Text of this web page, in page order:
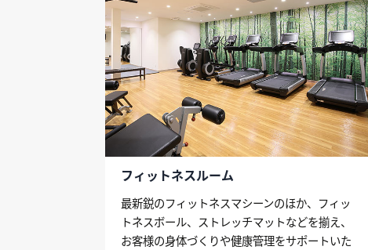
フィットネスルーム
最新鋭のフィットネスマシーンのほか、フィッ
トネスボール、ストレッチマットなどを揃え、
お客様の身体づくりや健康管理をサポートいた